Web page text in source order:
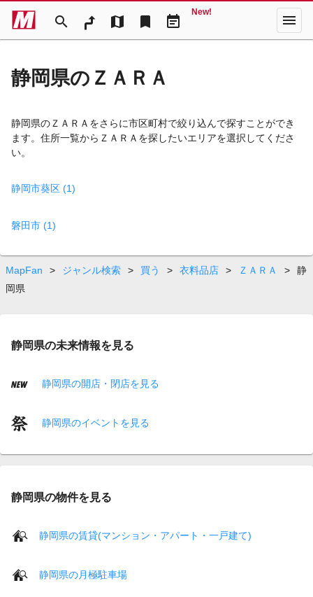
search map bookmark event_note
New! menu
静岡県のＺＡＲＡ
静岡県のＺＡＲＡをさらに市区町村で絞り込んで探すことができ
ます。住所一覧からＺＡＲＡを探したいエリアを選択してくださ
い。
静岡市葵区 (1)
磐田市 (1)
MapFan > ジャンル検索 > 買う > 衣料品店 > ＺＡＲＡ >
静
岡県
静岡県の未来情報を見る
静岡県の開店・閉店を見る
静岡県のイベントを見る
静岡県の物件を見る
静岡県の賃貸(マンション・アパート・一戸建て)
静岡県の月極駐車場